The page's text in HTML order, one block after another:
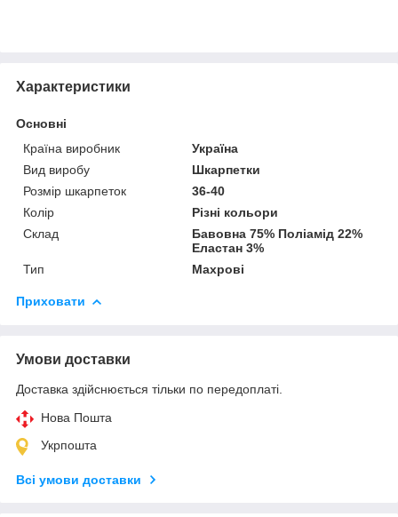
Характеристики
Основні
Країна виробник
Україна
Вид виробу
Шкарпетки
Розмір шкарпеток
36-40
Колір
Різні кольори
Склад
Бавовна 75% Поліамід 22%
Еластан 3%
Тип
Махрові
Приховати
Умови доставки
Доставка здійснюється тільки по передоплаті.
Нова Пошта
Укрпошта
Всі умови доставки